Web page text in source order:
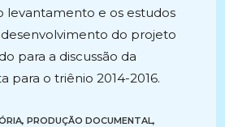
levantamento e os estudos
do projeto
para a discussão da
para o triênio 2014-2016.
, PRODUÇÃO DOCUMENTAL,